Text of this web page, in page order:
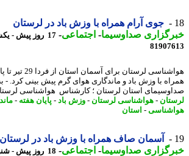
جوی آرام همراه با وزش باد در لرستان
صداوسیما-اجتماعی-17 روز پیش - یکشنبه 28 تیر 1405، 22:45
هواشناسی لرستان برای آسمان
با وزش باد و ماندگاری هوای گرم پیش بینی کرد. - به
استان لرستان ؛ کارشناس هواشناسی لرستان
-هواشناسی لرستان-وزش باد- پایان هفته-
-استان
آسمان صاف همراه با وزش باد در لرستان
صداوسیما-اجتماعی-18 روز پیش - شنبه 27 تیر 1405، 16:00